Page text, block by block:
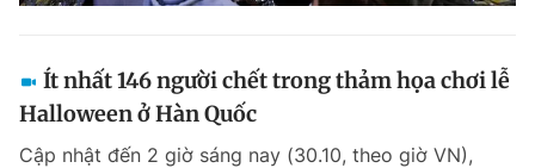
Ít nhất 146 người chết trong thảm họa chơi lễ
Halloween ở Hàn Quốc
Cập nhật đến 2 giờ sáng nay (30.10, theo giờ VN),